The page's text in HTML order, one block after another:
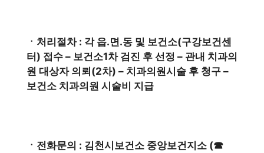
ㆍ처리절차 : 각 읍.면.동 및 보건소(구강보건센
터) 접수 – 보건소1차 검진 후 선정 – 관내 치과의
원 대상자 의뢰(2차) – 치과의원시술 후 청구 –
보건소 치과의원 시술비 지급
ㆍ전화문의 : 김천시보건소 중앙보건지소 (☎